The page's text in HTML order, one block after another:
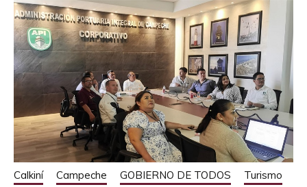
Calkiní Campeche GOBIERNO DE TODOS Turismo